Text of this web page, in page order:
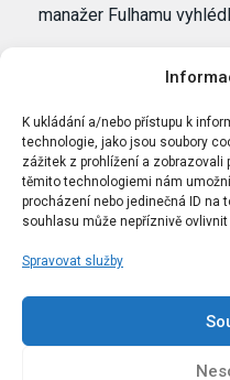
K ukládání a/nebo přístupu k
technologie, jako jsou soubory
zážitek z prohlížení a zobrazovali
těmito technologiemi nám
procházení nebo jedinečná ID na
souhlasu může nepříznivě
Spravovat služby
manažer Fulhamu